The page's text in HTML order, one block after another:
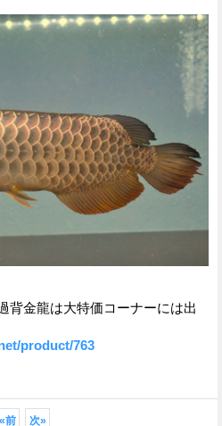
背金龍は大特価コーナーには出
product/763
«前 次»